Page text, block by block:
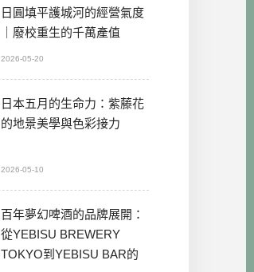
日圓填平護城河的經營氣度
｜廢校重生的千萬產值
2026-05-20
日本五月的生命力：紫藤花
的地景美學與色彩接力
2026-05-10
百年夢幻啤酒的品牌展開：
從YEBISU BREWERY
TOKYO到YEBISU BAR的